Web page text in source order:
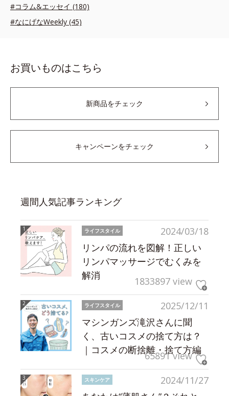
#コラム&エッセイ (180)
#なにげなWeekly (45)
お買いものはこちら
新商品をチェック
キャンペーンをチェック
週間人気記事ランキング
2024/03/18
ライフスタイル
リンパの流れを図解！正しい
リンパマッサージでむくみを
解消
1833897 view
2025/12/11
ライフスタイル
マシンガンズ滝沢さんに聞
く、古いコスメの捨て方は？
｜コスメの断捨離・捨て方編
65891 view
2024/11/27
スキンケア